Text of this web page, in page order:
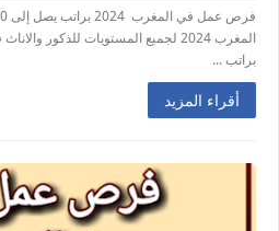
براتب ...
أقراء المزيد